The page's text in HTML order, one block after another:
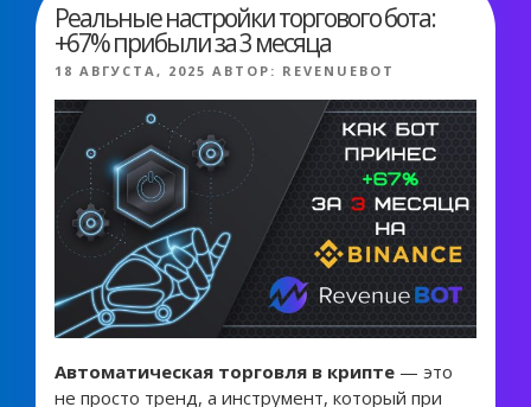
Реальные настройки торгового бота:
+67% прибыли за 3 месяца
ОПУБЛИКОВАНО
18 АВГУСТА, 2025 АВТОР: REVENUEBOT
Автоматическая торговля в крипте— это
не просто тренд, а инструмент, который при